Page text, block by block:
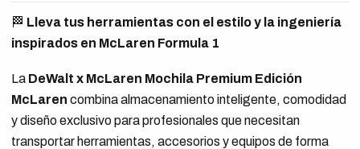
🏁 Lleva tus herramientas con el estilo y la ingeniería
inspirados en McLaren Formula 1
La DeWalt x McLaren Mochila Premium Edición
McLaren combina almacenamiento inteligente, comodidad
y diseño exclusivo para profesionales que necesitan
transportar herramientas, accesorios y equipos de forma